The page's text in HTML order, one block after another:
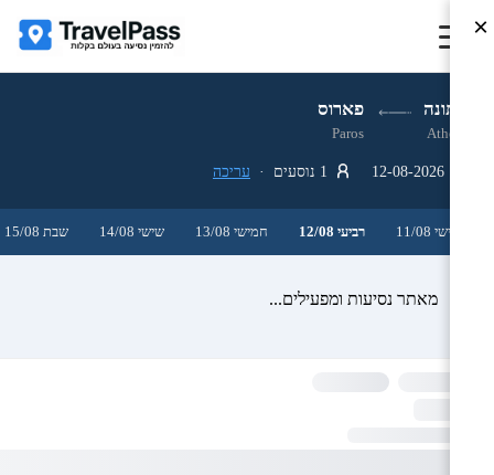
אתונה פארוס
Athens
Paros
עריכה
שלישי 11/08 רביעי 12/08 חמישי 13/08 שישי 14/08 שבת 15/08
מאתר נסיעות ומפעילים...
×